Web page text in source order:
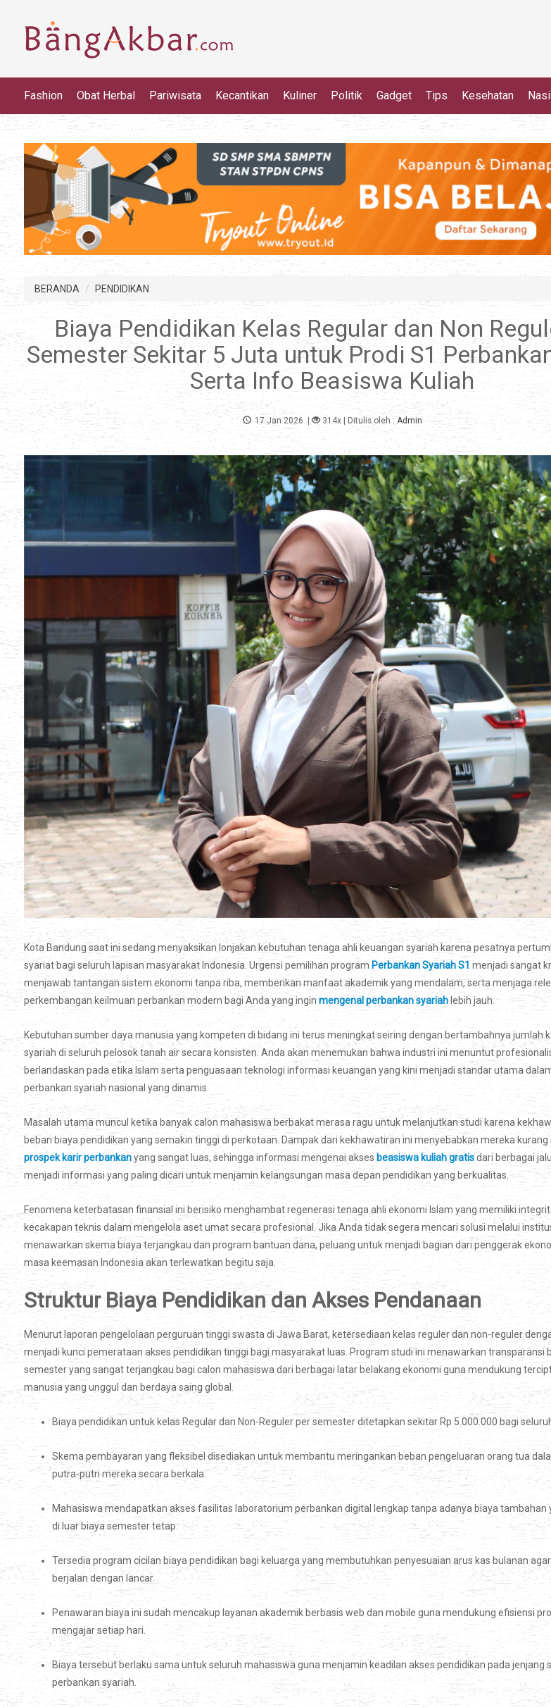
Fashion Obat Herbal Pariwisata Kecantikan Kuliner Politik Gadget Tips Kesehatan
BERANDA PENDIDIKAN
Biaya Pendidikan Kelas Regular dan Non
Semester Sekitar 5 Juta untuk Prodi S1
Serta Info Beasiswa Kuliah
17 Jan 2026 | 314x| Ditulis oleh : Admin
Kota Bandung saat ini sedang menyaksikan lonjakan kebutuhan tenaga ahli keuangan syariah karena pesatnya
syariat bagi seluruh lapisan masyarakat Indonesia. Urgensi pemilihan program Perbankan Syariah S1 menjadi sangat
menjawab tantangan sistem ekonomi tanpa riba, memberikan manfaat akademik yang mendalam, serta menjaga
perkembangan keilmuan perbankan modern bagi Anda yang ingin mengenal perbankan syariah lebih jauh.
Kebutuhan sumber daya manusia yang kompeten di bidang ini terus meningkat seiring dengan bertambahnya jumlah
syariah di seluruh pelosok tanah air secara konsisten. Anda akan menemukan bahwa industri ini menuntut
berlandaskan pada etika Islam serta penguasaan teknologi informasi keuangan yang kini menjadi standar utama
perbankan syariah nasional yang dinamis.
Masalah utama muncul ketika banyak calon mahasiswa berbakat merasa ragu untuk melanjutkan studi karena
beban biaya pendidikan yang semakin tinggi di perkotaan. Dampak dari kekhawatiran ini menyebabkan mereka
prospek karir perbankanyang sangat luas, sehingga informasi mengenai akses beasiswa kuliah gratisdari berbagai
menjadi informasi yang paling dicari untuk menjamin kelangsungan masa depan pendidikan yang berkualitas.
Fenomena keterbatasan finansial ini berisiko menghambat regenerasi tenaga ahli ekonomi Islam yang memiliki
kecakapan teknis dalam mengelola aset umat secara profesional. Jika Anda tidak segera mencari solusi melalui
menawarkan skema biaya terjangkau dan program bantuan dana, peluang untuk menjadi bagian dari penggerak
masa keemasan Indonesia akan terlewatkan begitu saja.
Struktur Biaya Pendidikan dan Akses Pendanaan
Menurut laporan pengelolaan perguruan tinggi swasta di Jawa Barat, ketersediaan kelas reguler dan non-reguler
menjadi kunci pemerataan akses pendidikan tinggi bagi masyarakat luas. Program studi ini menawarkan transparansi
semester yang sangat terjangkau bagi calon mahasiswa dari berbagai latar belakang ekonomi guna mendukung
manusia yang unggul dan berdaya saing global.
Biaya pendidikan untuk kelas Regular dan Non-Reguler per semester ditetapkan sekitar Rp 5.000.000 bagi
Skema pembayaran yang fleksibel disediakan untuk membantu meringankan beban pengeluaran orang tua
putra-putri mereka secara berkala.
Mahasiswa mendapatkan akses fasilitas laboratorium perbankan digital lengkap tanpa adanya biaya
di luar biaya semester tetap.
Tersedia program cicilan biaya pendidikan bagi keluarga yang membutuhkan penyesuaian arus kas bulanan
berjalan dengan lancar.
Penawaran biaya ini sudah mencakup layanan akademik berbasis web dan mobile guna mendukung efisiensi
mengajar setiap hari.
Biaya tersebut berlaku sama untuk seluruh mahasiswa guna menjamin keadilan akses pendidikan pada jenjang
perbankan syariah.